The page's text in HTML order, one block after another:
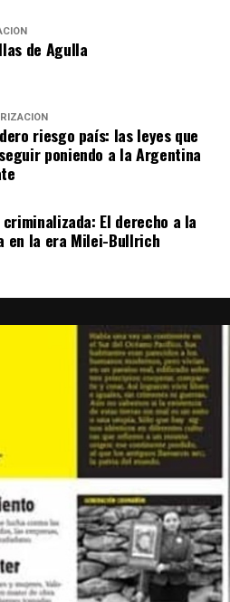
de Agulla
riesgo país: las leyes que
poniendo a la Argentina
El derecho a la
en la era Milei-Bullrich